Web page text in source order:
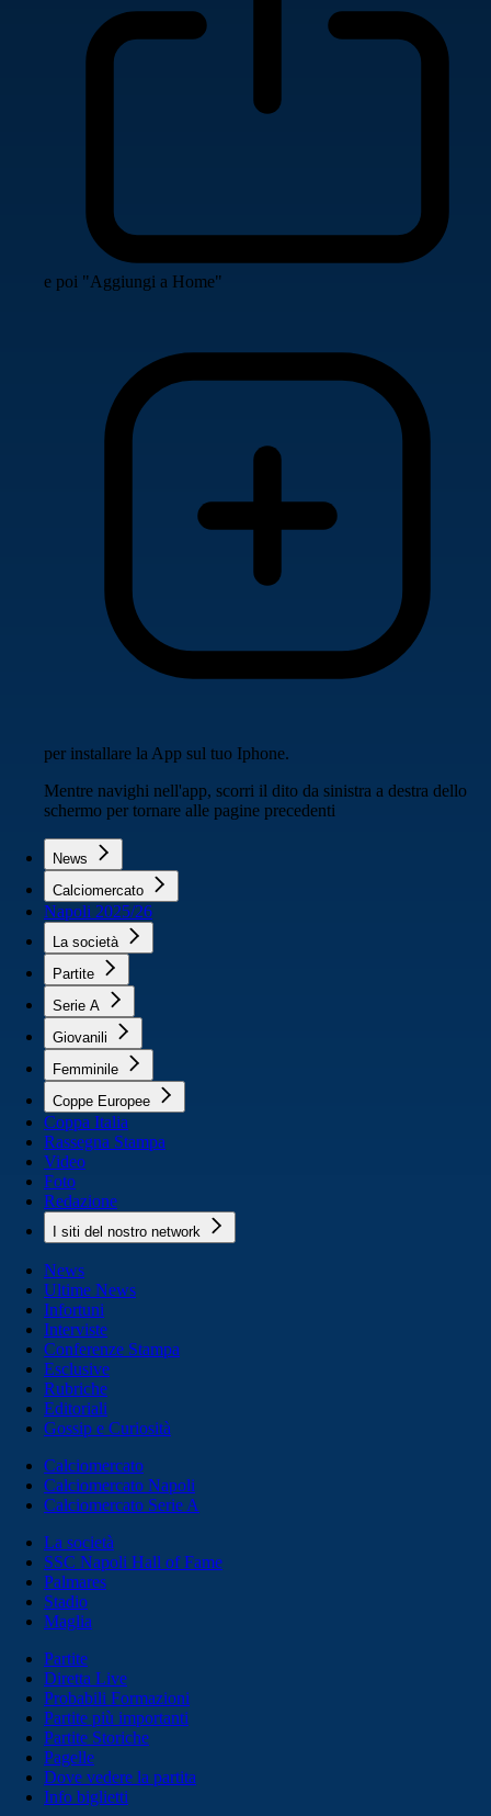
e poi "Aggiungi a Home"
per installare la App sul tuo Iphone.
Mentre navighi nell'app, scorri il dito da sinistra a destra dello
schermo per tornare alle pagine precedenti
News
Calciomercato
Napoli 2025/26
La società
Partite
Serie A
Giovanili
Femminile
Coppe Europee
Coppa Italia
Rassegna Stampa
Video
Foto
Redazione
I siti del nostro network
News
Ultime News
Infortuni
Interviste
Conferenze Stampa
Esclusive
Rubriche
Editoriali
Gossip e Curiosità
Calciomercato
Calciomercato Napoli
Calciomercato Serie A
La società
SSC Napoli Hall of Fame
Palmares
Stadio
Maglia
Partite
Diretta Live
Probabili Formazioni
Partite più importanti
Partite Storiche
Pagelle
Dove vedere la partita
Info biglietti